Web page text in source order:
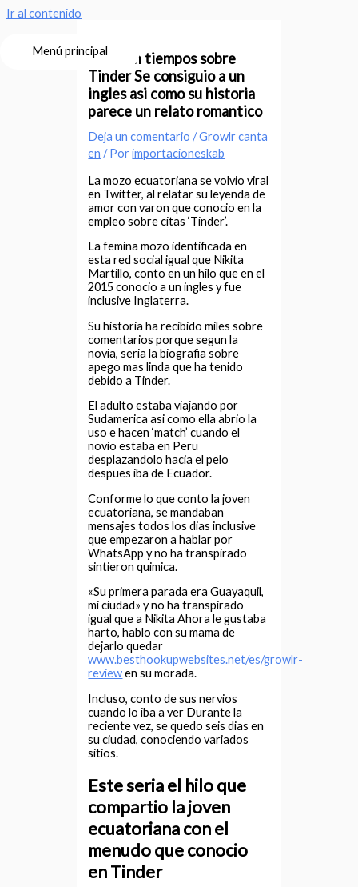
Ir al contenido
Menú principalAmor en tiempos sobre
Tinder Se consiguio a un
ingles asi­ como su historia
parece un relato romantico
Deja un comentario /Growlr canta
en / Porimportacioneskab
La mozo ecuatoriana se volvio viral
en Twitter, al relatar su leyenda de
amor con varon que conocio en la
empleo sobre citas ‘Tinder’.
La femina mozo identificada en
esta red social igual que Nikita
Martillo, conto en un hilo que en el
2015 conocio a un ingles y fue
inclusive Inglaterra.
Su historia ha recibido miles sobre
comentarios porque segun la
novia, seri­a la biografia sobre
apego mas linda que ha tenido
debido a Tinder.
El adulto estaba viajando por
Sudamerica asi­ como ella abrio la
uso e hacen ‘match’ cuando el
novio estaba en Peru
desplazandolo hacia el pelo
despues iba de Ecuador.
Conforme lo que conto la joven
ecuatoriana, se mandaban
mensajes todos los dias inclusive
que empezaron a hablar por
WhatsApp y no ha transpirado
sintieron quimica.
«Su primera parada era Guayaquil,
mi ciudad» y no ha transpirado
igual que a Nikita Ahora le gustaba
harto, hablo con su mama de
dejarlo quedar
www.besthookupwebsites.net/es/growlr-
reviewen su morada.
Incluso, conto de sus nervios
cuando lo iba a ver Durante la
reciente vez, se quedo seis dias en
su ciudad, conociendo variados
sitios.
Este seri­a el hilo que
compartio la joven
ecuatoriana con el
menudo que conocio
en Tinder